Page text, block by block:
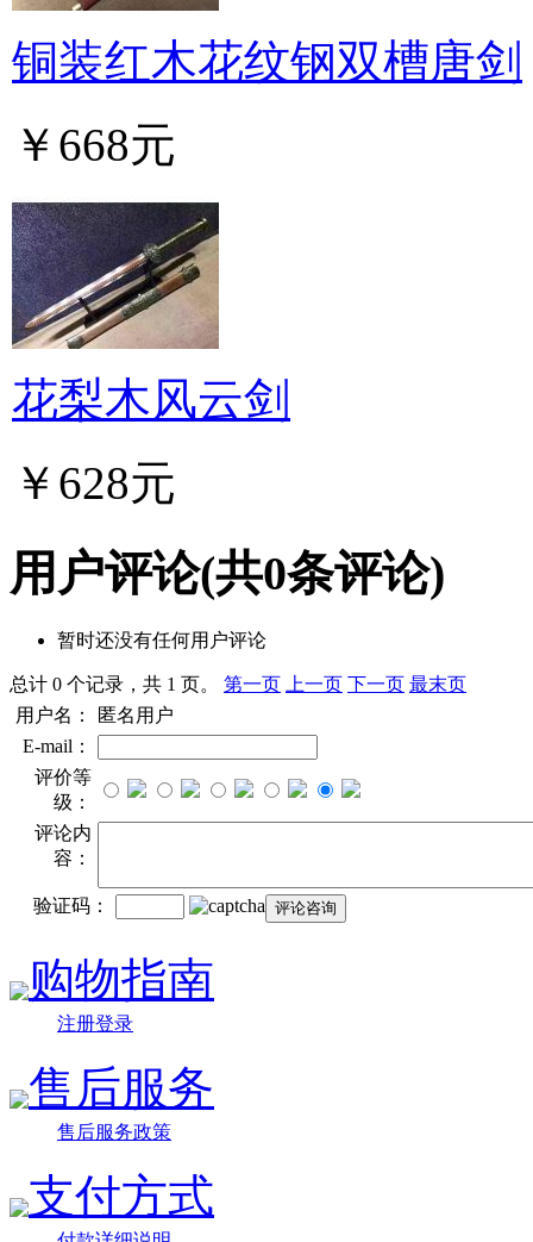
铜装红木花纹钢双槽唐剑
￥668元
花梨木风云剑
￥628元
用户评论(共0条评论)
暂时还没有任何用户评论
总计 0 个记录，共 1 页。 第一页 上一页 下一页 最末页
用户名：
匿名用户
E-mail：
评价等
级：
评论内
容：
验证码：
购物指南
注册登录
售后服务
售后服务政策
支付方式